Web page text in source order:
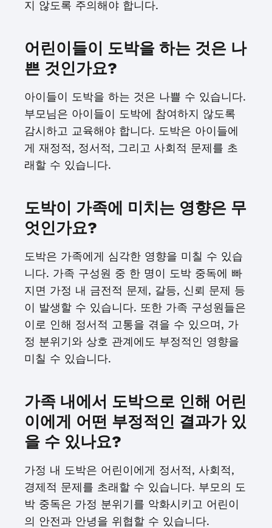
지 않도록 주의해야 합니다.
어린이들이 도박을 하는 것은 나
쁜 것인가요?
아이들이 도박을 하는 것은 나쁠 수 있습니다.
부모님은 아이들이 도박에 참여하지 않도록
감시하고 교육해야 합니다. 도박은 아이들에
게 재정적, 정서적, 그리고 사회적 문제를 초
래할 수 있습니다.
도박이 가족에 미치는 영향은 무
엇인가요?
도박은 가족에게 심각한 영향을 미칠 수 있습
니다. 가족 구성원 중 한 명이 도박 중독에 빠
지면 가정 내 금전적 문제, 갈등, 신뢰 문제 등
이 발생할 수 있습니다. 또한 가족 구성원들은
이로 인해 정서적 고통을 겪을 수 있으며, 가
정 분위기와 상호 관계에도 부정적인 영향을
미칠 수 있습니다.
가족 내에서 도박으로 인해 어린
이에게 어떤 부정적인 결과가 있
을 수 있나요?
가정 내 도박은 어린이에게 정서적, 사회적,
경제적 문제를 초래할 수 있습니다. 부모의 도
박 중독은 가정 분위기를 악화시키고 어린이
의 안전과 안녕을 위협할 수 있습니다.